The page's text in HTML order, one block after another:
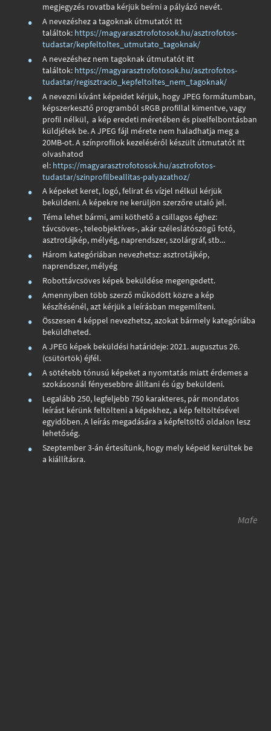
megjegyzés rovatba kérjük beírni a pályázó nevét.
A nevezéshez a tagoknak útmutatót itt
találtok: https://magyarasztrofotosok.hu/asztrofotos-
tudastar/kepfeltoltes_utmutato_tagoknak/
A nevezéshez nem tagoknak útmutatót itt
találtok: https://magyarasztrofotosok.hu/asztrofotos-
tudastar/regisztracio_kepfeltoltes_nem_tagoknak/
A nevezni kívánt képeidet kérjük, hogy JPEG formátumban,
képszerkesztő programból sRGB profillal kimentve, vagy
profil nélkül, a kép eredeti méretében és pixelfelbontásban
küldjétek be. A JPEG fájl mérete nem haladhatja meg a
20MB-ot. A színprofilok kezeléséről készült útmutatót itt
olvashatod
el: https://magyarasztrofotosok.hu/asztrofotos-
tudastar/szinprofilbeallitas-palyazathoz/
A képeket keret, logó, felirat és vízjel nélkül kérjük
beküldeni. A képekre ne kerüljön szerzőre utaló jel.
Téma lehet bármi, ami köthető a csillagos éghez:
távcsöves-, teleobjektíves-, akár széleslátószögű fotó,
asztrotájkép, mélyég, naprendszer, szolárgráf, stb...
Három kategóriában nevezhetsz: asztrotájkép,
naprendszer, mélyég
Robottávcsöves képek beküldése megengedett.
Amennyiben több szerző működött közre a kép
készítésénél, azt kérjük a leírásban megemlíteni.
Összesen 4 képpel nevezhetsz, azokat bármely kategóriába
beküldheted.
A JPEG képek beküldési határideje: 2021. augusztus 26.
(csütörtök) éjfél.
A sötétebb tónusú képeket a nyomtatás miatt érdemes a
szokásosnál fényesebbre állítani és úgy beküldeni.
Legalább 250, legfeljebb 750 karakteres, pár mondatos
leírást kérünk feltölteni a képekhez, a kép feltöltésével
egyidőben. A leírás megadására a képfeltöltő oldalon lesz
lehetőség.
Szeptember 3-án értesítünk, hogy mely képeid kerültek be
a kiállításra.
Mafe